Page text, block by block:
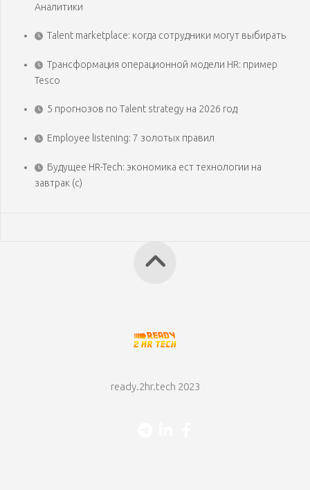
Аналитики
Talent marketplace: когда сотрудники могут выбирать
Трансформация операционной модели HR: пример
Tesco
5 прогнозов по Talent strategy на 2026 год
Employee listening: 7 золотых правил
Будущее HR-Tech: экономика ест технологии на
завтрак (с)
ready.2hr.tech 2023